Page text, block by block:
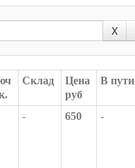
X
Склад
Цена
руб
В пути
- 650 -